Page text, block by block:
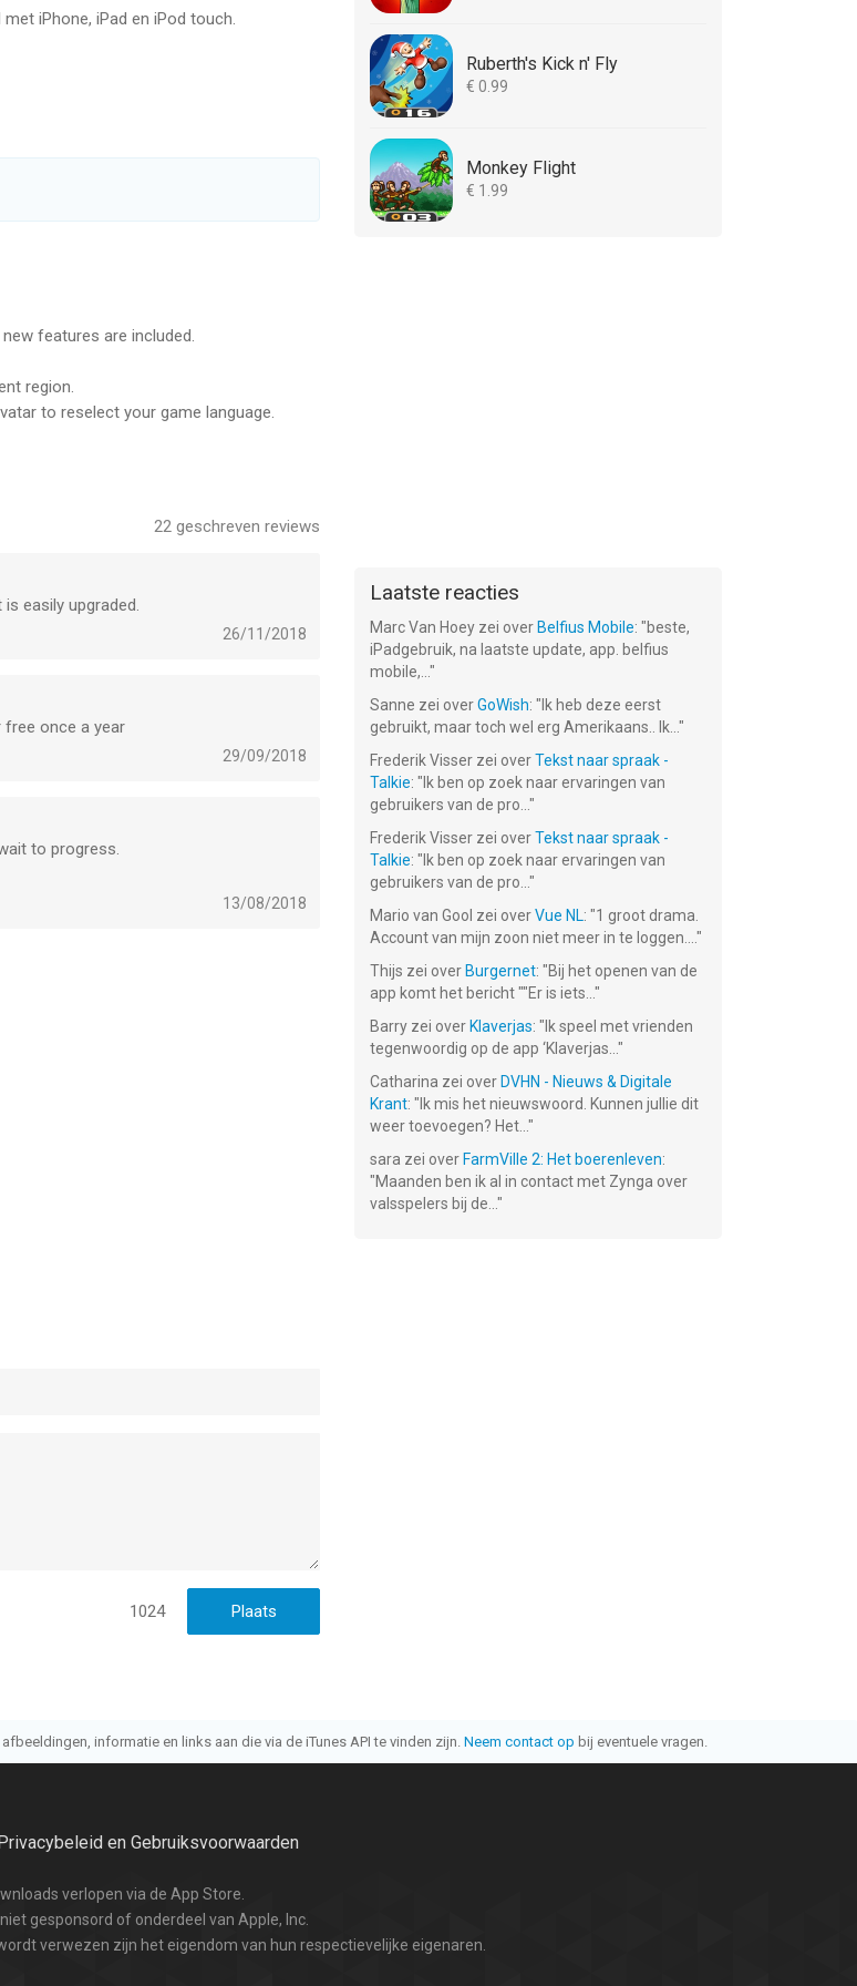
.
iPhone, iPad en iPod touch.
features are included.
region.
to reselect your game language.
22 geschreven reviews
easily upgraded.
26/11/2018
free once a year
29/09/2018
to progress.
13/08/2018
1024
Ruberth's Kick n' Fly
€ 0.99
Monkey Flight
€ 1.99
Laatste reacties
Marc Van Hoey zei over Belfius Mobile: "beste,
iPadgebruik, na laatste update, app. belfius
mobile,... "
Sanne zei overGoWish: " Ik heb deze eerst
gebruikt, maar toch wel erg Amerikaans.. Ik... "
Frederik Visser zei overTekst naar spraak -
Talkie: " Ik ben op zoek naar ervaringen van
gebruikers van de pro... "
Frederik Visser zei overTekst naar spraak -
Talkie: " Ik ben op zoek naar ervaringen van
gebruikers van de pro... "
Mario van Gool zei overVue NL: "1 groot drama.
Account van mijn zoon niet meer in te loggen.... "
Thijs zei over Burgernet: "Bij het openen van de
app komt het bericht ""Er is iets... "
Barry zei over Klaverjas: " Ik speel met vrienden
tegenwoordig op de app ‘Klaverjas... "
Catharina zei over DVHN - Nieuws & Digitale
Krant: " Ik mis het nieuwswoord. Kunnen jullie dit
weer toevoegen? Het... "
sara zei over FarmVille 2: Het boerenleven:
"Maanden ben ik al in contact met Zynga over
valsspelers bij de... "
informatie en links aan die via de iTunes API te vinden zijn. Neem contact op bij eventuele vragen.
en Gebruiksvoorwaarden
verlopen via de App Store.
gesponsord of onderdeel van Apple, Inc.
verwezen zijn het eigendom van hun respectievelijke eigenaren.